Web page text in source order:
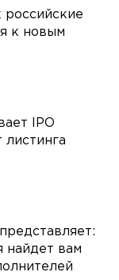
российские
к новым
IPO
листинга
найдет вам